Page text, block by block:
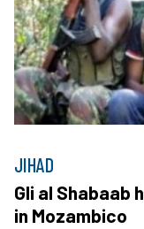
JIHAD
Gli al Shabaab
in Mozambico